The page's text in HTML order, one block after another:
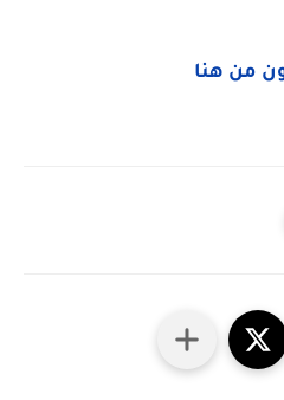
من هنا